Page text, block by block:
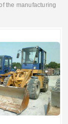
the manufacturing